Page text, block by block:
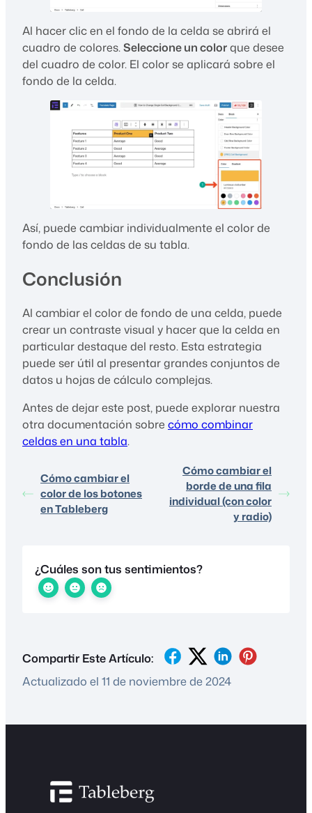
Al hacer clic en el fondo de la celda se abrirá el
cuadro de colores.Seleccione un colorque desee
del cuadro de color. El color se aplicará sobre el
fondo de la celda.
Así, puede cambiar individualmente el color de
fondo de las celdas de su tabla.
Conclusión
Al cambiar el color de fondo de una celda, puede
crear un contraste visual y hacer que la celda en
particular destaque del resto. Esta estrategia
puede ser útil al presentar grandes conjuntos de
datos u hojas de cálculo complejas.
Antes de dejar este post, puede explorar nuestra
otra documentación sobre cómo combinar
celdas en una tabla.
Cómo cambiar el
color de los botones
en Tableberg
Cómo cambiar el
borde de una fila
individual (con color
y radio)
¿Cuáles son tus sentimientos?
Compartir Este Artículo:
Actualizado el 11 de noviembre de 2024